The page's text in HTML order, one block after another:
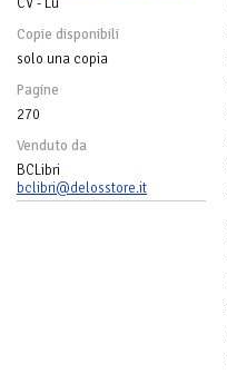
Copie disponibili
solo una copia
Pagine
270
Venduto da
BCLibri
bclibri@delosstore.it